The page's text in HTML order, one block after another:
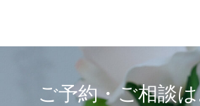
ご予約・ご相談